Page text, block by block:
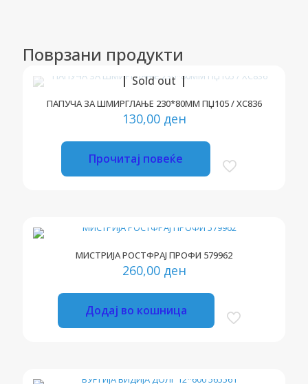
Поврзани продукти
Sold out
ПАПУЧА ЗА ШМИРГЛАЊЕ 230*80ММ ПЏ105 / ХС836
130,00 ден
Прочитај повеќе
МИСТРИЈА РОСТФРАЈ ПРОФИ 579962
260,00 ден
Додај во кошница